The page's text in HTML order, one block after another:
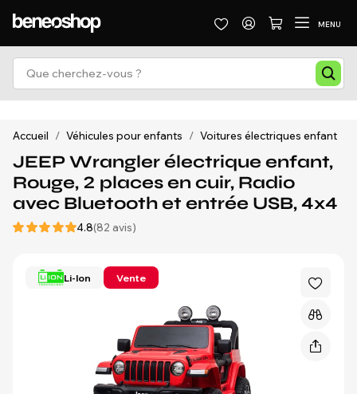
MENU
Accueil / Véhicules pour enfants / Voitures électriques enfant
JEEP Wrangler électrique enfant,
Rouge, 2 places en cuir, Radio
avec Bluetooth et entrée USB, 4x4
4.8(82 avis)
Li-Ion Vente